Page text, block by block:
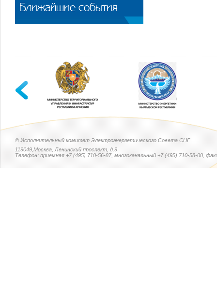
Ближайшие события
© Исполнительный комитет Электроэнергетического Совета СНГ
119049,Москва, Ленинский проспект, д.9
Телефон: приемная +7 (495) 710-56-87, многоканальный +7 (495) 710-58-00,